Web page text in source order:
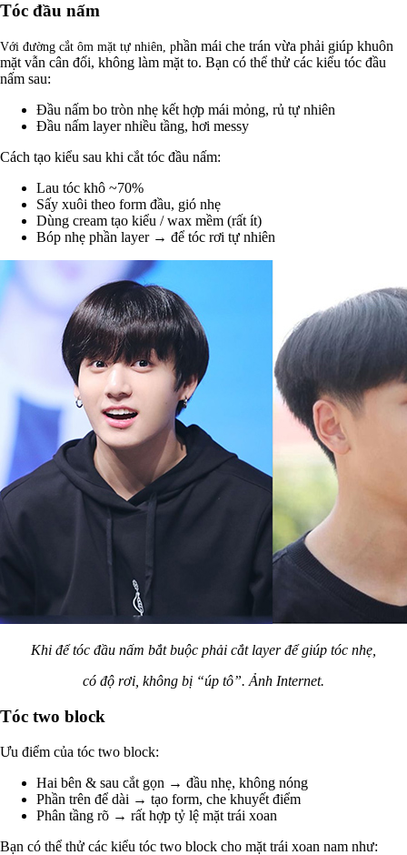
Tóc đầu nấm
Với đường cắt ôm mặt tự nhiên, phần mái che trán vừa phải giúp khuôn
mặt vẫn cân đối, không làm mặt to. Bạn có thể thử các kiểu tóc đầu
nấm sau:
Đầu nấm bo tròn nhẹ kết hợp mái mỏng, rủ tự nhiên
Đầu nấm layer nhiều tầng, hơi messy
Cách tạo kiểu sau khi cắt tóc đầu nấm:
Lau tóc khô ~70%
Sấy xuôi theo form đầu, gió nhẹ
Dùng cream tạo kiểu / wax mềm (rất ít)
Bóp nhẹ phần layer → để tóc rơi tự nhiên
Khi để tóc đầu nấm bắt buộc phải cắt layer để giúp tóc nhẹ,
có độ rơi, không bị “úp tô”. Ảnh Internet.
Tóc two block
Ưu điểm của tóc two block:
Hai bên & sau cắt gọn → đầu nhẹ, không nóng
Phần trên để dài → tạo form, che khuyết điểm
Phân tầng rõ → rất hợp tỷ lệ mặt trái xoan
Bạn có thể thử các kiểu tóc two block cho mặt trái xoan nam như: